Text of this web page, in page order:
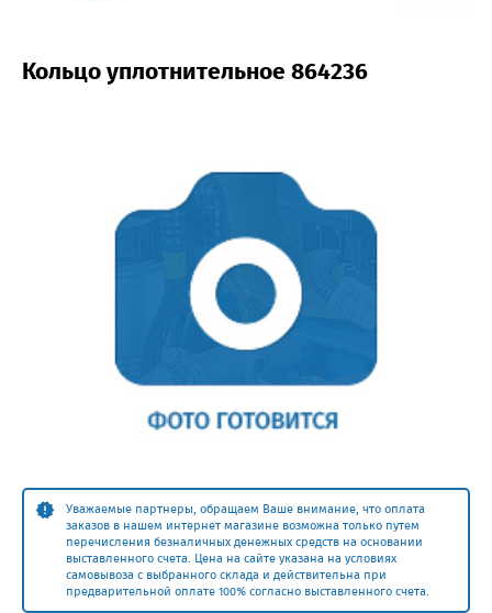
Кольцо уплотнительное 864236
Уважаемые партнеры, обращаем Ваше внимание, что оплата
заказов в нашем интернет магазине возможна только путем
перечисления безналичных денежных средств на основании
выставленного счета. Цена на сайте указана на условиях
самовывоза с выбранного склада и действительна при
предварительной оплате 100% согласно выставленного счета.